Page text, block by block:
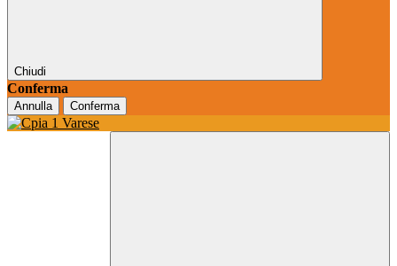
Chiudi
Conferma
Annulla Conferma